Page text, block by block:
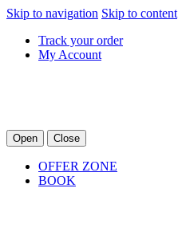
Skip to navigation Skip to content
Track your order
My Account
Open Close
OFFER ZONE
BOOK